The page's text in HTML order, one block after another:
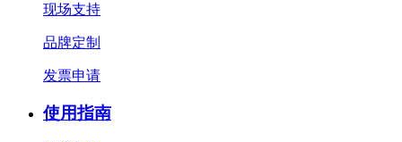
现场支持
品牌定制
发票申请
使用指南